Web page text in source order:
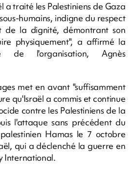
a traité les Palestiniens de Gaza
humains, indigne du respect
de la dignité, démontrant son
physiquement", a affirmé la
de l'organisation, Agnès
met en avant "suffisamment
qu'Israël a commis et continue
contre les Palestiniens de la
l'attaque sans précédent du
Hamas le 7 octobre
qui a déclenché la guerre en
International.